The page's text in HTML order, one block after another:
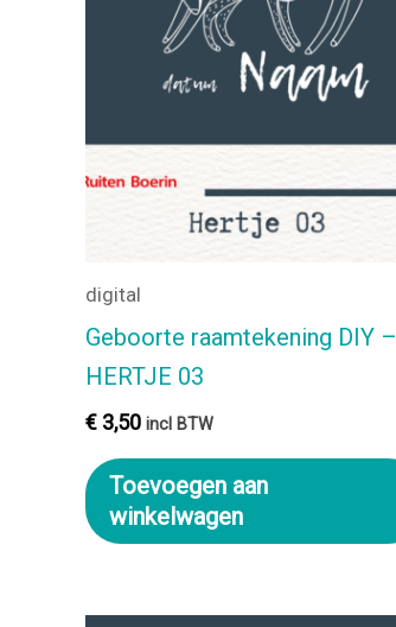
digital
Geboorte raamtekening DIY –
HERTJE 03
€ 3,50 incl BTW
Toevoegen aan
winkelwagen